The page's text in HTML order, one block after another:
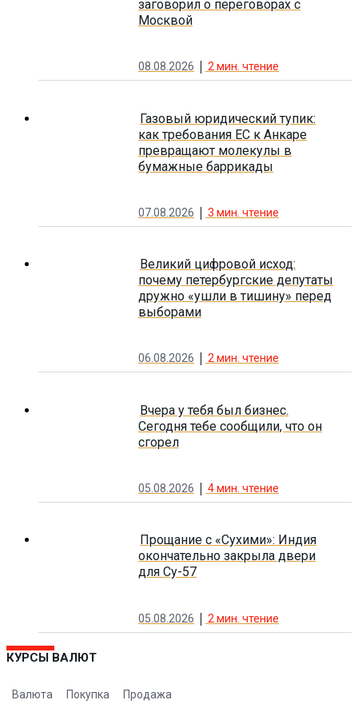
заговорил о переговорах с
Москвой
08.08.2026 2мин. чтение
Газовый юридический тупик:
как требования ЕС к Анкаре
превращают молекулы в
бумажные баррикады
07.08.2026 3 мин. чтение
Великий цифровой исход:
почему петербургские депутаты
дружно «ушли в тишину» перед
выборами
06.08.2026 2мин. чтение
Вчера у тебя был бизнес.
Сегодня тебе сообщили, что он
сгорел
05.08.2026 4мин. чтение
Прощание с «Сухими»: Индия
окончательно закрыла двери
для Су-57
05.08.2026 2 мин. чтение
КУРСЫ ВАЛЮТ
Валюта Покупка Продажа